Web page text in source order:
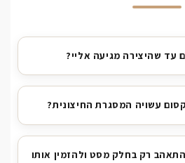
עד שהיצירה מגיעה אליי?
עשויה המסגרת החיצונית?
רק בחלק מסט ולהזמין אותו